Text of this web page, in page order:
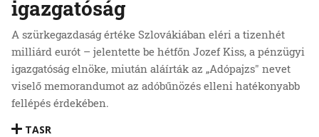
igazgatóság
A szürkegazdaság értéke Szlovákiában eléri a tizenhét
milliárd eurót – jelentette be hétfőn Jozef Kiss, a pénzügyi
igazgatóság elnöke, miután aláírták az „Adópajzs" nevet
viselő memorandumot az adóbűnözés elleni hatékonyabb
fellépés érdekében.
TASR